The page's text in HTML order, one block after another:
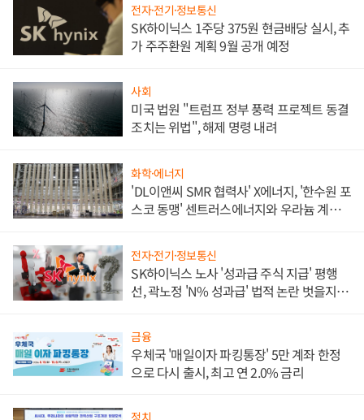
전자·전기·정보통신
SK하이닉스 1주당 375원 현금배당 실시, 추
가 주주환원 계획 9월 공개 예정
사회
미국 법원 "트럼프 정부 풍력 프로젝트 동결
조치는 위법", 해제 명령 내려
화학·에너지
'DL이앤씨 SMR 협력사' X에너지, '한수원 포
스코 동맹' 센트러스에너지와 우라늄 계약
전자·전기·정보통신
SK하이닉스 노사 '성과급 주식 지급' 평행
선, 곽노정 'N% 성과급' 법적 논란 벗을지 주
금융
우체국 '매일이자 파킹통장' 5만 계좌 한정
으로 다시 출시, 최고 연 2.0% 금리